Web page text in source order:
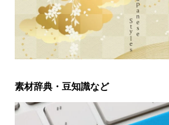
素材辞典・豆知識など